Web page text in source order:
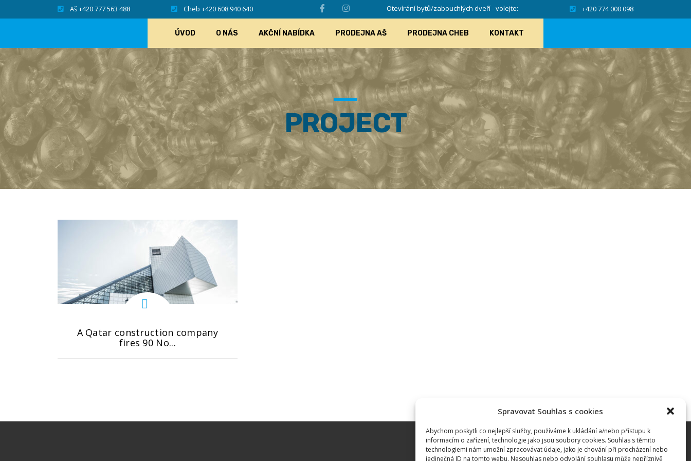
Spravovat Souhlas s cookies
Abychom poskytli co nejlepší služby, používáme k ukládání a/nebo přístupu k
informacím o zařízení, technologie jako jsou soubory cookies. Souhlas s těmito
technologiemi nám umožní zpracovávat údaje, jako je chování při procházení nebo
jedinečná ID na tomto webu. Nesouhlas nebo odvolání souhlasu může nepříznivě
Aš +420 777 563 488 Cheb +420 608 940 640 Otevírání bytů/zabouchlých dveří - volejte: +420 774 000 098
ÚVOD O NÁS AKČNÍ NABÍDKA PRODEJNA AŠ PRODEJNA CHEB KONTAKT
PROJECT
A Qatar construction company
fires 90 No...